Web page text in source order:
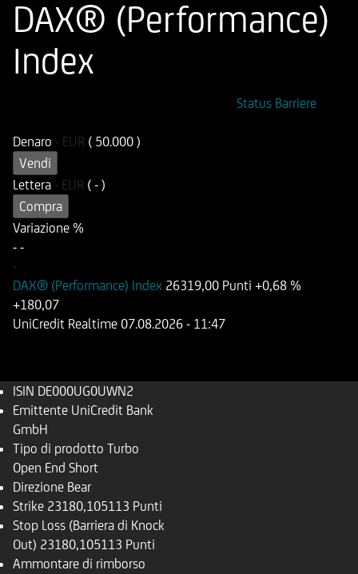
DAX® (Performance)
Index
Status Barriere
Denaro - EUR ( 50.000 )
Vendi
Lettera - EUR ( - )
Compra
Variazione %
- -
-
DAX® (Performance) Index 26319,00 Punti +0,68 %
+180,07
UniCredit Realtime 07.08.2026 - 11:47
ISIN DE000UG0UWN2
Emittente UniCredit Bank
GmbH
Tipo di prodotto Turbo
Open End Short
Direzione Bear
Strike 23180,105113 Punti
Stop Loss (Barriera di Knock
Out) 23180,105113 Punti
Ammontare di rimborso